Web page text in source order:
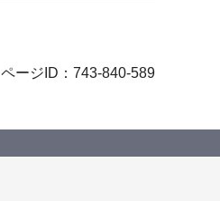
ページID：743-840-589